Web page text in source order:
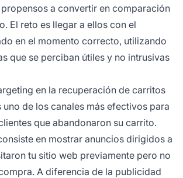
a convertir en comparación
El reto es llegar a ellos con el
en el momento correcto, utilizando
que se perciban útiles y no intrusivas
en la recuperación de carritos
uno de los canales más efectivos para
que abandonaron su carrito.
en mostrar anuncios dirigidos a
tu sitio web previamente pero no
A diferencia de la publicidad